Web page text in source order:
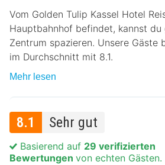
Vom Golden Tulip Kassel Hotel
Hauptbahnhof befindet, kannst du
Zentrum spazieren. Unsere Gäste
im Durchschnitt mit 8.1.
Mehr lesen
8.1 Sehr gut
Basierend auf 29 verifizierten
Bewertungen von echten Gästen.